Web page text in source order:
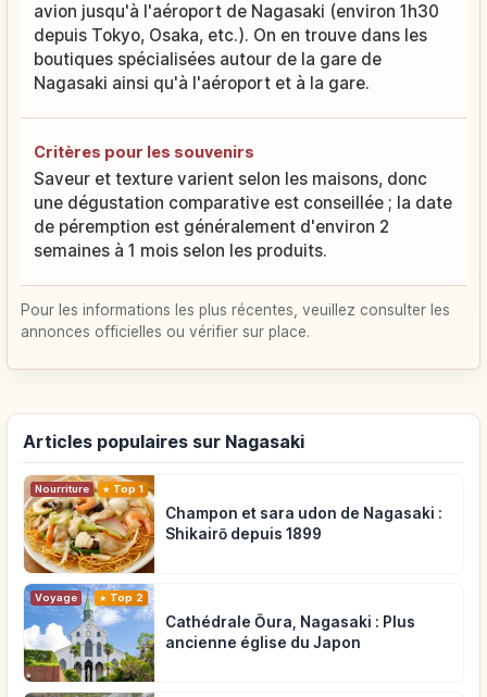
avion jusqu'à l'aéroport de Nagasaki (environ 1h30
depuis Tokyo, Osaka, etc.). On en trouve dans les
boutiques spécialisées autour de la gare de
Nagasaki ainsi qu'à l'aéroport et à la gare.
Critères pour les souvenirs
Saveur et texture varient selon les maisons, donc
une dégustation comparative est conseillée ; la date
de péremption est généralement d'environ 2
semaines à 1 mois selon les produits.
Pour les informations les plus récentes, veuillez consulter les
annonces officielles ou vérifier sur place.
Articles populaires sur Nagasaki
Nourriture Top 1
Champon et sara udon de Nagasaki :
Shikairō depuis 1899
Voyage Top 2
Cathédrale Ōura, Nagasaki : Plus
ancienne église du Japon